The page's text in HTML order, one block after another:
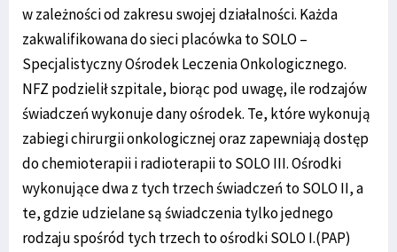
w zależności od zakresu swojej działalności. Każda
zakwalifikowana do sieci placówka to SOLO –
Specjalistyczny Ośrodek Leczenia Onkologicznego.
NFZ podzielił szpitale, biorąc pod uwagę, ile rodzajów
świadczeń wykonuje dany ośrodek. Te, które wykonują
zabiegi chirurgii onkologicznej oraz zapewniają dostęp
do chemioterapii i radioterapii to SOLO III. Ośrodki
wykonujące dwa z tych trzech świadczeń to SOLO II, a
te, gdzie udzielane są świadczenia tylko jednego
rodzaju spośród tych trzech to ośrodki SOLO I.(PAP)